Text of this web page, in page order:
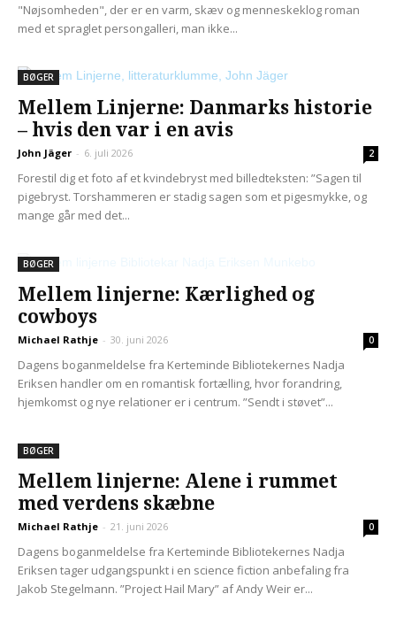
"Nøjsomheden", der er en varm, skæv og menneskeklog roman
med et spraglet persongalleri, man ikke...
BØGER
Mellem Linjerne: Danmarks historie
– hvis den var i en avis
John Jäger - 6. juli 2026 2
Forestil dig et foto af et kvindebryst med billedteksten: ”Sagen til
pigebryst. Torshammeren er stadig sagen som et pigesmykke, og
mange går med det...
BØGER
Mellem linjerne: Kærlighed og
cowboys
Michael Rathje - 30. juni 2026 0
Dagens boganmeldelse fra Kerteminde Bibliotekernes Nadja
Eriksen handler om en romantisk fortælling, hvor forandring,
hjemkomst og nye relationer er i centrum. ”Sendt i støvet”...
BØGER
Mellem linjerne: Alene i rummet
med verdens skæbne
Michael Rathje - 21. juni 2026 0
Dagens boganmeldelse fra Kerteminde Bibliotekernes Nadja
Eriksen tager udgangspunkt i en science fiction anbefaling fra
Jakob Stegelmann. ”Project Hail Mary” af Andy Weir er...